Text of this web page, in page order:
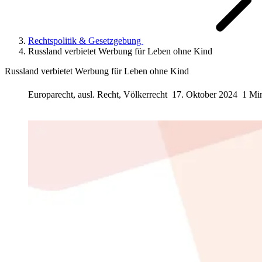
Rechtspolitik & Gesetzgebung
Russland verbietet Werbung für Leben ohne Kind
Russland verbietet Werbung für Leben ohne Kind
Europarecht, ausl. Recht, Völkerrecht 17. Oktober 2024 1